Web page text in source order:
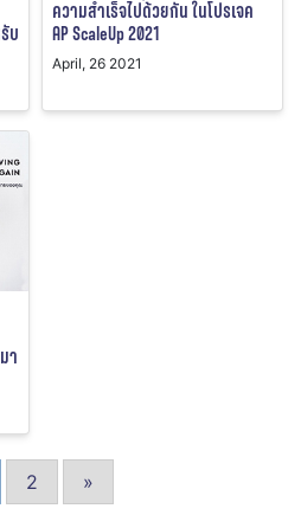
บ
ความสำเร็จไปด้วยกัน ในโปรเจค
AP ScaleUp 2021
April, 26 2021
า
2 »